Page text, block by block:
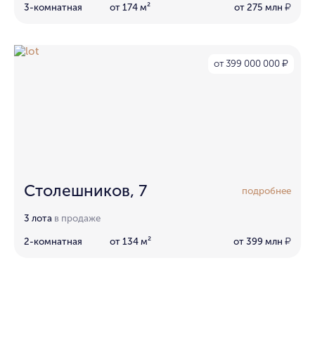
3-комнатная от 174 м² от 275 млн ₽
от 399 000 000 ₽
Столешников, 7 подробнее
3 лота в продаже
2-комнатная от 134 м² от 399 млн ₽